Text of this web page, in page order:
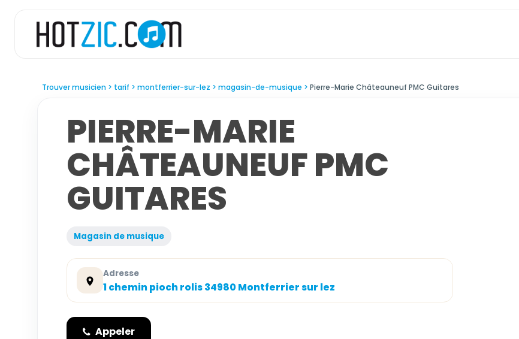
Trouver musicien tarif montferrier-sur-lez magasin-de-musique Pierre-Marie Châteauneuf PMC Guitares
PIERRE-MARIE
CHÂTEAUNEUF PMC
GUITARES
Magasin de musique
Adresse
1 chemin pioch rolis 34980 Montferrier sur lez
Appeler